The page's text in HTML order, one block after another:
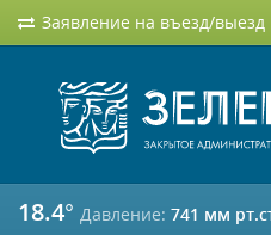
Заявление на въезд/выезд
18.4° Давление: 741 мм